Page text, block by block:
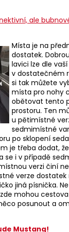
ale
Místa je na
dostatek.
lavici lze dle
v dostatečném
si tak můžete
místa pro nohy
obětovat tento
prostoru. Ten
u pětimístné
sedmimístné
po sklopení
je třeba dodat,
i v případě
verzi činí
verze
jiná písnička.
mohou
posunout a
Mustang!